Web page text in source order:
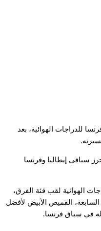
للدراجات الهوائية، بعد
سباقي إيطاليا وفرنسا
الهوائية لقب فئة الفرق،
السابعة، القميص الأبيض لأفضل
في سباق فرنسا.